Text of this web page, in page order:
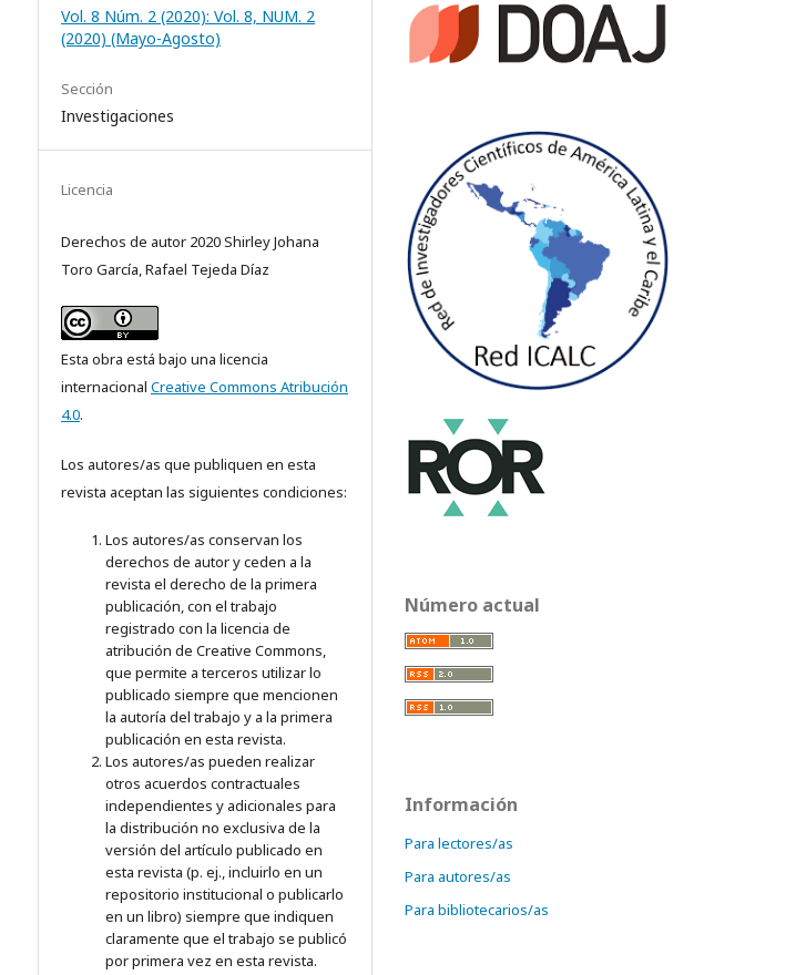
Vol. 8 Núm. 2 (2020): Vol. 8, NUM. 2
(2020) (Mayo-Agosto)
Sección
Investigaciones
Licencia
Derechos de autor 2020 Shirley Johana
Toro García, Rafael Tejeda Díaz
Esta obra está bajo una licencia
internacional Creative Commons Atribución
4.0.
Los autores/as que publiquen en esta
revista aceptan las siguientes condiciones:
Los autores/as conservan los
derechos de autor y ceden a la
revista el derecho de la primera
publicación, con el trabajo
registrado con la licencia de
atribución de Creative Commons,
que permite a terceros utilizar lo
publicado siempre que mencionen
la autoría del trabajo y a la primera
publicación en esta revista.
Los autores/as pueden realizar
otros acuerdos contractuales
independientes y adicionales para
la distribución no exclusiva de la
versión del artículo publicado en
esta revista (p. ej., incluirlo en un
repositorio institucional o publicarlo
en un libro) siempre que indiquen
claramente que el trabajo se publicó
por primera vez en esta revista.
Número actual
Información
Para lectores/as
Para autores/as
Para bibliotecarios/as